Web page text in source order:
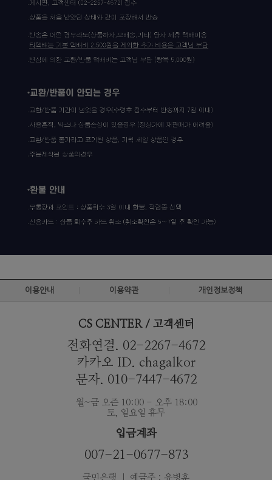
이용안내 이용약관 개인정보정책
CS CENTER / 고객센터
전화연결. 02-2267-4672
카카오 ID. chagalkor
문자. 010-7447-4672
월~금 오즌 10:00 - 오후 18:00
토, 일요일 휴무
입금계좌
007-21-0677-873
국민은행 ｜ 예금주 : 유병훈